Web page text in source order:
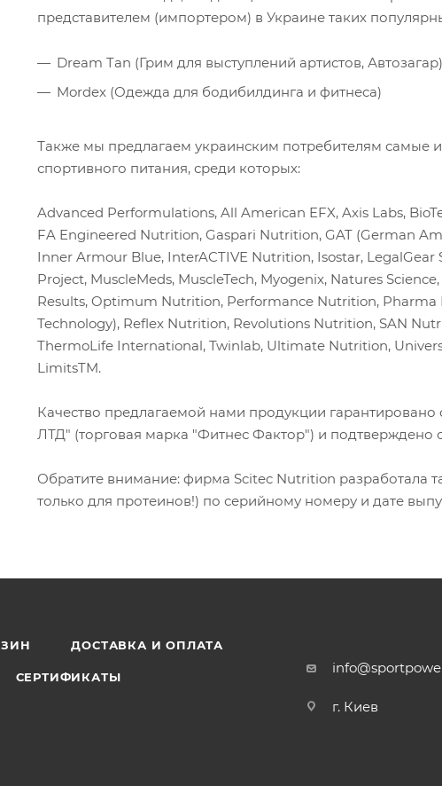
представителем (импортером) в Украине таких
Dream Tan (Грим для выступлений артистов, Автозагар)
Mordex (Одежда для бодибилдинга и фитнеса)
Также мы предлагаем украинским потребителям самые
спортивного питания, среди которых:
Advanced Performulations, All American EFX, Axis Labs,
FA Engineered Nutrition, Gaspari Nutrition, GAT (German
Inner Armour Blue, InterACTIVE Nutrition, Isostar, LegalGear
Project, MuscleMeds, MuscleTech, Myogenix, Natures
Results, Optimum Nutrition, Performance Nutrition,
Technology), Reflex Nutrition, Revolutions Nutrition, SAN
ThermoLife International, Twinlab, Ultimate Nutrition,
LimitsTM.
Качество предлагаемой нами продукции
ЛТД" (торговая марка "Фитнес Фактор") и подтверждено
Обратите внимание: фирма Scitec Nutrition разработала
только для протеинов!) по серийному номеру и дате
ДОСТАВКА И ОПЛАТА
СЕРТИФИКАТЫ
г. Киев